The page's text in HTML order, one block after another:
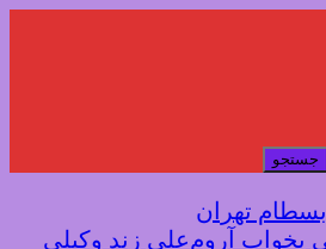
جستجو
بسطام تهران
علی زند وکیلی